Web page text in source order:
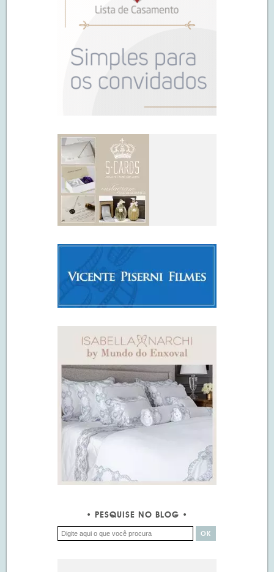
PESQUISE NO BLOG